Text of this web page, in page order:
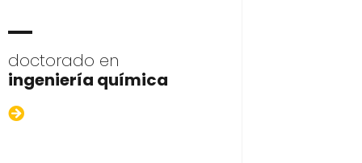
doctorado en
ingeniería química